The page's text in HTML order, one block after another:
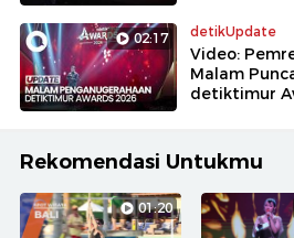
02:17 detikUpdate
Video:
Malam
detiktimur
Rekomendasi Untukmu
01:20